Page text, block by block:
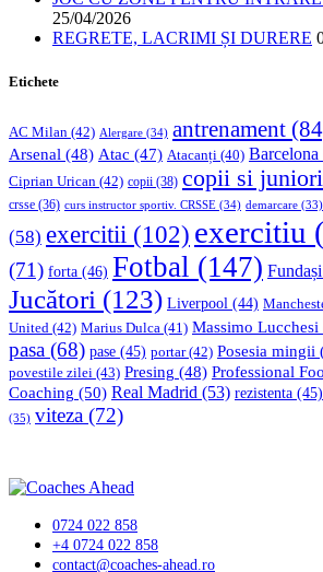
25/04/2026
REGRETE, LACRIMI ȘI DURERE
Etichete
AC Milan (42) Alergare (34) antrenament
Arsenal (48) Atac (47) Atacanți (40) Barcelona
Ciprian Urican (42) copii (38) copii si juniori
crsse (36) curs instructor sportiv. CRSSE (34) demarcare (33)
(58) exercitii (102) exercitiu
(71) forta (46) Fotbal (147) Fundași
Jucători (123) Liverpool (44)
United (42) Marius Dulca (41) Massimo Lucchesi
pasa (68) pase (45) portar(42) Posesia mingii
povestile zilei (43) Presing (48) Professional
Coaching (50) Real Madrid (53) rezistenta (45)
(35) viteza (72)
0724 022 858
+4 0724 022 858
contact@coaches-ahead.ro